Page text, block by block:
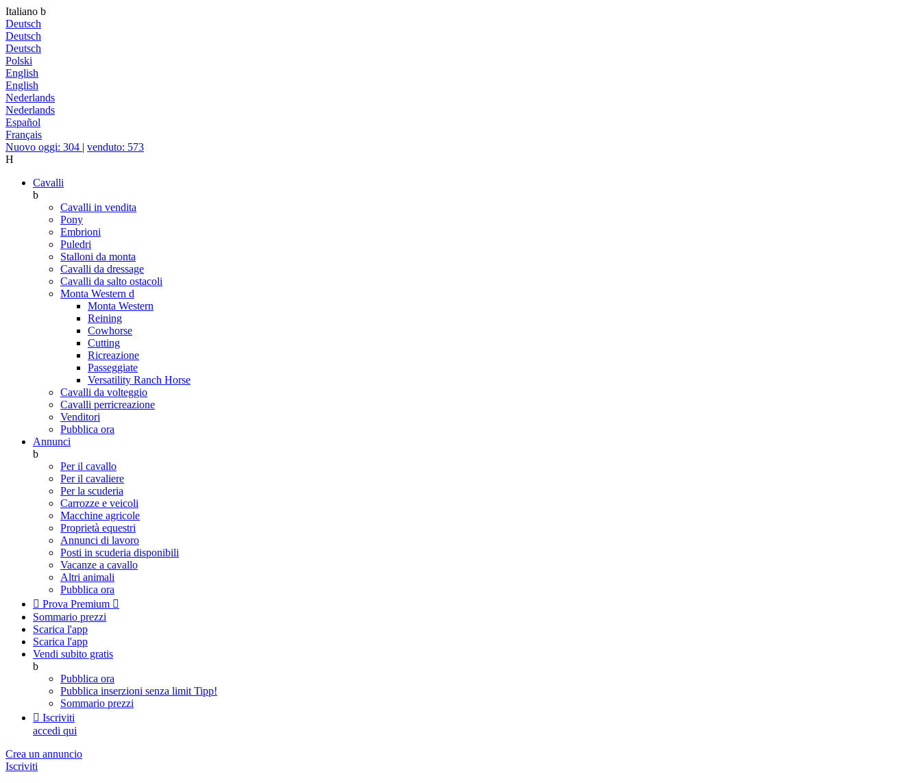
Italiano b
Deutsch
Deutsch
Deutsch
Polski
English
English
Nederlands
Nederlands
Español
Français
Nuovo oggi: 304 | venduto: 573
H
Cavalli
b
Cavalli in vendita
Pony
Embrioni
Puledri
Stalloni da monta
Cavalli da dressage
Cavalli da salto ostacoli
Monta Western d
Monta Western
Reining
Cowhorse
Cutting
Ricreazione
Passeggiate
Versatility Ranch Horse
Cavalli da volteggio
Cavalli perricreazione
Venditori
Pubblica ora
Annunci
b
Per il cavallo
Per il cavaliere
Per la scuderia
Carrozze e veicoli
Macchine agricole
Proprietà equestri
Annunci di lavoro
Posti in scuderia disponibili
Vacanze a cavallo
Altri animali
Pubblica ora
 Prova Premium 
Sommario prezzi
Scarica l'app
Scarica l'app
Vendi subito gratis
b
Pubblica ora
Pubblica inserzioni senza limit Tipp!
Sommario prezzi
 Iscriviti
accedi qui
Crea un annuncio
Iscriviti